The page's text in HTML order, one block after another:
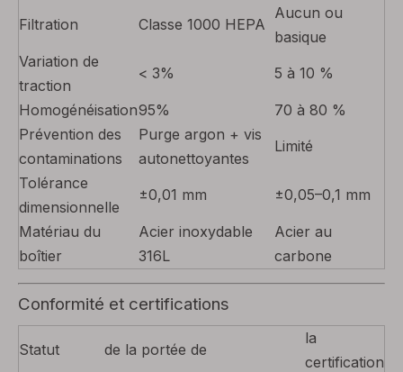
Filtration Classe 1000 HEPA
Aucun ou
basique
Variation de
traction
< 3% 5 à 10 %
Homogénéisation95%
70 à 80 %
Prévention des
contaminations
Purge argon + vis
autonettoyantes
Limité
Tolérance
dimensionnelle
±0,01 mm ±0,05–0,1 mm
Matériau du
boîtier
Acier inoxydable
316L
Acier au
carbone
Conformité et certifications
Statut de la portée de
la
certification